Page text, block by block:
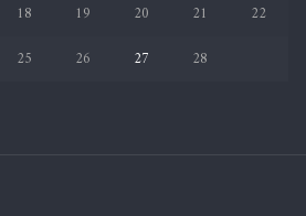
18 19 20 21
22
25 26 27 28